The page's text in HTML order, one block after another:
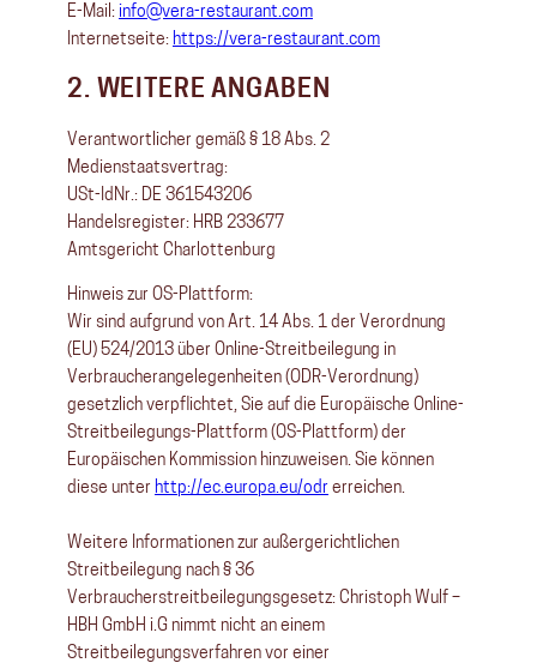
E-Mail: info@vera-restaurant.com
Internetseite: https://vera-restaurant.com
2. WEITERE ANGABEN
Verantwortlicher gemäß § 18 Abs. 2
Medienstaatsvertrag:
USt-IdNr.: DE 361543206
Handelsregister: HRB 233677
Amtsgericht Charlottenburg
Hinweis zur OS-Plattform:
Wir sind aufgrund von Art. 14 Abs. 1 der Verordnung
(EU) 524/2013 über Online-Streitbeilegung in
Verbraucherangelegenheiten (ODR-Verordnung)
gesetzlich verpflichtet, Sie auf die Europäische Online-
Streitbeilegungs-Plattform (OS-Plattform) der
Europäischen Kommission hinzuweisen. Sie können
diese unter http://ec.europa.eu/odr erreichen.
Weitere Informationen zur außergerichtlichen
Streitbeilegung nach § 36
Verbraucherstreitbeilegungsgesetz: Christoph Wulf –
HBH GmbH i.G nimmt nicht an einem
Streitbeilegungsverfahren vor einer